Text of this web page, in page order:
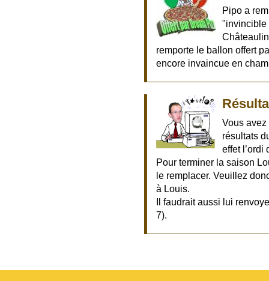
Pipo a
"invincible
remporte le ballon offert
encore invaincue en
Vous
résultats
effet l’ordi
Pour terminer la saison
le remplacer. Veuillez
à Louis.
Il faudrait aussi lui
7).